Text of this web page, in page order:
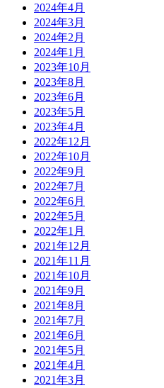
2024年4月
2024年3月
2024年2月
2024年1月
2023年10月
2023年8月
2023年6月
2023年5月
2023年4月
2022年12月
2022年10月
2022年9月
2022年7月
2022年6月
2022年5月
2022年1月
2021年12月
2021年11月
2021年10月
2021年9月
2021年8月
2021年7月
2021年6月
2021年5月
2021年4月
2021年3月